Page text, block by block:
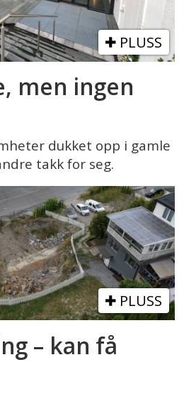
PLUSS
men ingen
dukket opp i gamle
takk for seg.
PLUSS
– kan få